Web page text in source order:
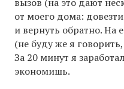
от моего дома:
и вернуть обратно. На
(не буду же я
За 20 минут я
экономишь.